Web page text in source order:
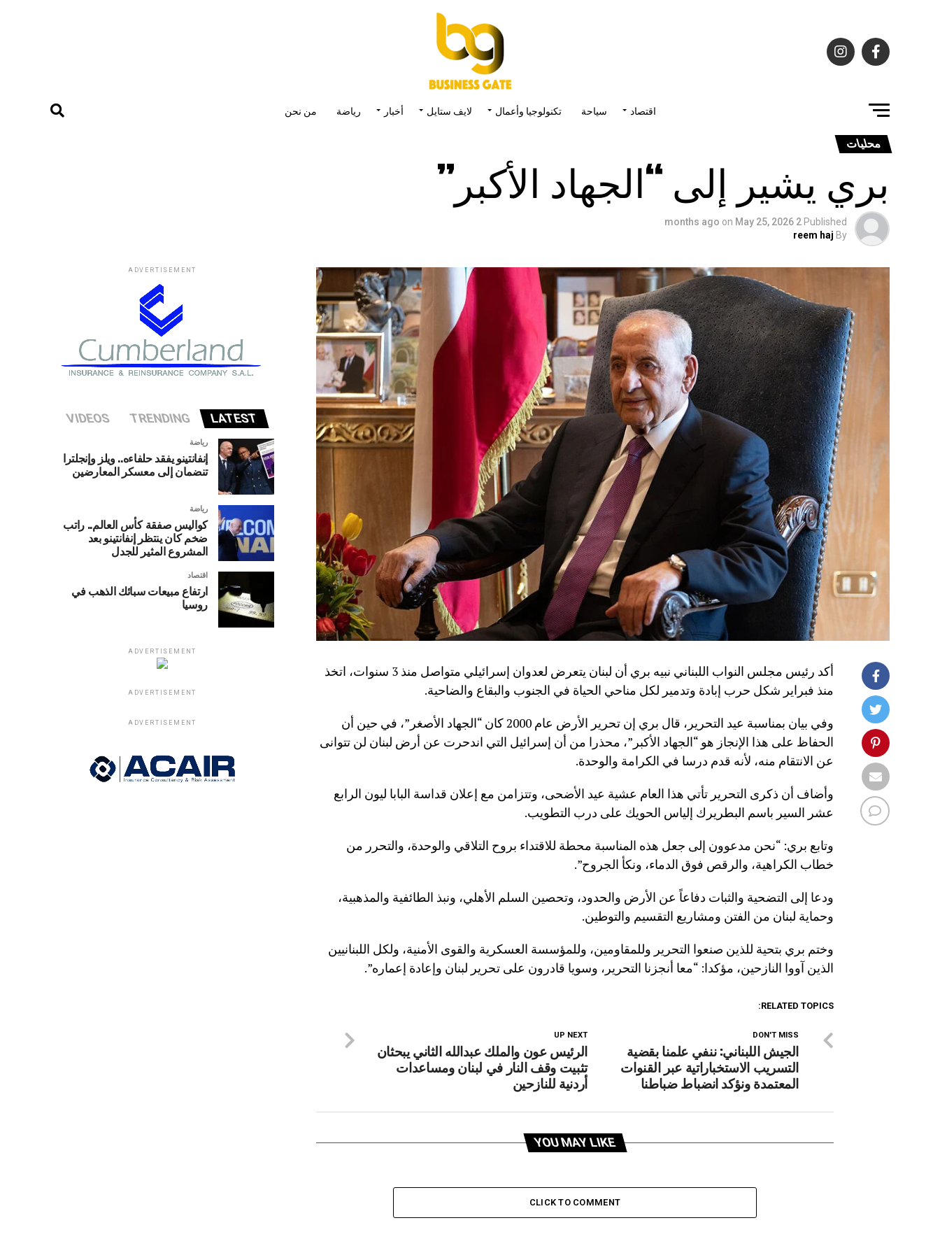
اقتصاد سياحة تكنولوجيا وأعمال لايف ستايل أخبار رياضة من نحن
محليات
بري يشير إلى “الجهاد الأكبر”
Published
2 months ago
on May 25, 2026
By
reem haj
أكد رئيس مجلس النواب اللبناني نبيه بري أن لبنان يتعرض لعدوان إسرائيلي متواصل منذ 3 سنوات، اتخذ
منذ فبراير شكل حرب إبادة وتدمير لكل مناحي الحياة في الجنوب والبقاع والضاحية.
وفي بيان بمناسبة عيد التحرير، قال بري إن تحرير الأرض عام 2000 كان “الجهاد الأصغر”، في حين أن
الحفاظ على هذا الإنجاز هو “الجهاد الأكبر”، محذرا من أن إسرائيل التي اندحرت عن أرض لبنان لن تتوانى
عن الانتقام منه، لأنه قدم درسا في الكرامة والوحدة.
وأضاف أن ذكرى التحرير تأتي هذا العام عشية عيد الأضحى، وتتزامن مع إعلان قداسة البابا ليون الرابع
عشر السير باسم البطريرك إلياس الحويك على درب التطويب.
وتابع بري: “نحن مدعوون إلى جعل هذه المناسبة محطة للاقتداء بروح التلاقي والوحدة، والتحرر من
خطاب الكراهية، والرقص فوق الدماء، ونكأ الجروح”.
ودعا إلى التضحية والثبات دفاعاً عن الأرض والحدود، وتحصين السلم الأهلي، ونبذ الطائفية والمذهبية،
وحماية لبنان من الفتن ومشاريع التقسيم والتوطين.
وختم بري بتحية للذين صنعوا التحرير وللمقاومين، وللمؤسسة العسكرية والقوى الأمنية، ولكل اللبنانيين
الذين آووا النازحين، مؤكدا: “معا أنجزنا التحرير، وسويا قادرون على تحرير لبنان وإعادة إعماره”.
RELATED TOPICS:
UP NEXT
الرئيس عون والملك عبدالله الثاني يبحثان
تثبيت وقف النار في لبنان ومساعدات
أردنية للنازحين
DON'T MISS
الجيش اللبناني: ننفي علمنا بقضية
التسريب الاستخباراتية عبر القنوات
المعتمدة ونؤكد انضباط ضباطنا
YOU MAY LIKE
CLICK TO COMMENT
ADVERTISEMENT
LATEST
TRENDING
VIDEOS
رياضة
إنفانتينو يفقد حلفاءه.. ويلز وإنجلترا
تنضمان إلى معسكر المعارضين
رياضة
كواليس صفقة كأس العالم.. راتب
ضخم كان ينتظر إنفانتينو بعد
المشروع المثير للجدل
اقتصاد
ارتفاع مبيعات سبائك الذهب في
روسيا
ADVERTISEMENT
ADVERTISEMENT
ADVERTISEMENT